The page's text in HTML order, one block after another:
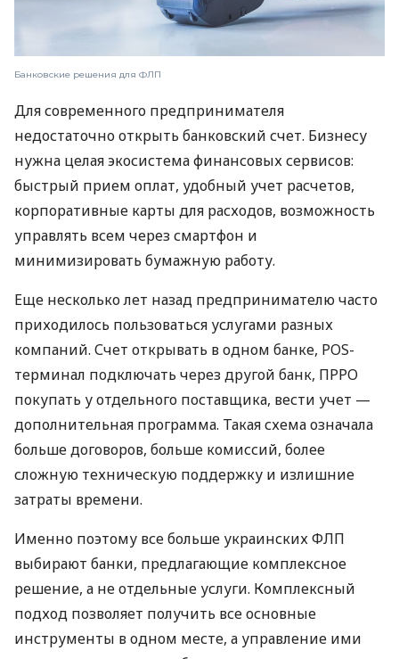
Банковские решения для ФЛП
Для современного предпринимателя
недостаточно открыть банковский счет. Бизнесу
нужна целая экосистема финансовых сервисов:
быстрый прием оплат, удобный учет расчетов,
корпоративные карты для расходов, возможность
управлять всем через смартфон и
минимизировать бумажную работу.
Еще несколько лет назад предпринимателю часто
приходилось пользоваться услугами разных
компаний. Счет открывать в одном банке, POS-
терминал подключать через другой банк, ПРРО
покупать у отдельного поставщика, вести учет —
дополнительная программа. Такая схема означала
больше договоров, больше комиссий, более
сложную техническую поддержку и излишние
затраты времени.
Именно поэтому все больше украинских ФЛП
выбирают банки, предлагающие комплексное
решение, а не отдельные услуги. Комплексный
подход позволяет получить все основные
инструменты в одном месте, а управление ими